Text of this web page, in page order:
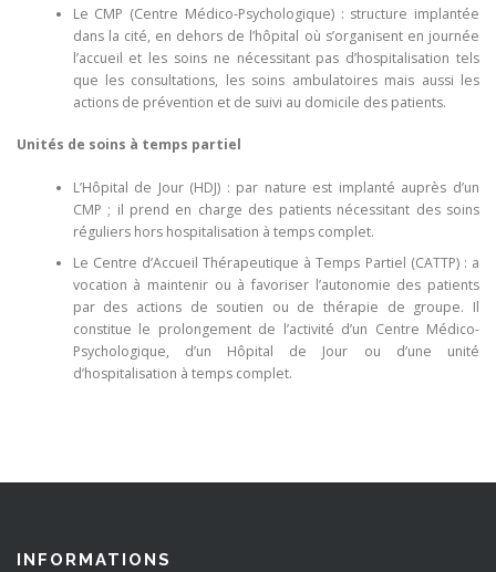
Le CMP (Centre Médico-Psychologique) : structure implantée
dans la cité, en dehors de l’hôpital où s’organisent en journée
l’accueil et les soins ne nécessitant pas d’hospitalisation tels
que les consultations, les soins ambulatoires mais aussi les
actions de prévention et de suivi au domicile des patients.
Unités de soins à temps partiel
L’Hôpital de Jour (HDJ) : par nature est implanté auprès d’un
CMP ; il prend en charge des patients nécessitant des soins
réguliers hors hospitalisation à temps complet.
Le Centre d’Accueil Thérapeutique à Temps Partiel (CATTP) : a
vocation à maintenir ou à favoriser l’autonomie des patients
par des actions de soutien ou de thérapie de groupe. Il
constitue le prolongement de l’activité d’un Centre Médico-
Psychologique, d’un Hôpital de Jour ou d’une unité
d’hospitalisation à temps complet.
INFORMATIONS